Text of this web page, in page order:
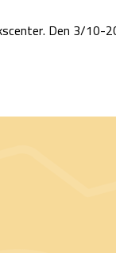
Den 3/10-